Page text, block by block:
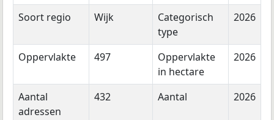
Soort regio Wijk
Categorisch
type
2026
Oppervlakte 497
Oppervlakte
in hectare
2026
Aantal
adressen
432 Aantal 2026